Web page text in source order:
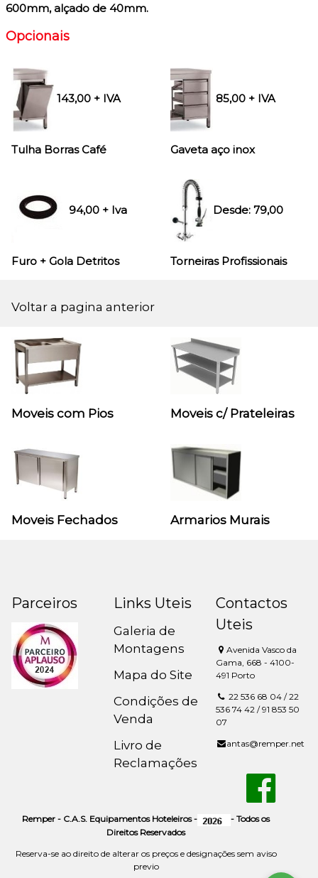
600mm, alçado de 40mm.
Opcionais
143,00 + IVA
Tulha Borras Café
85,00 + IVA
Gaveta aço inox
94,00 + Iva
Furo + Gola Detritos
Desde:79,00
Torneiras Profissionais
Voltar a pagina anterior
Moveis com Pios Moveis c/ Prateleiras
Moveis Fechados Armarios Murais
Parceiros Links Uteis
Galeria de
Montagens
Mapa do Site
Condições de
Venda
Livro de
Reclamações
Contactos
Uteis
Avenida Vasco da
Gama, 668 - 4100-
491 Porto
22 536 68 04 / 22
536 74 42 / 91 853 50
07
antas@remper.net
Remper - C.A.S. Equipamentos Hoteleiros -
- Todos os
Direitos Reservados
Reserva-se ao direito de alterar os preços e designações sem aviso
previo